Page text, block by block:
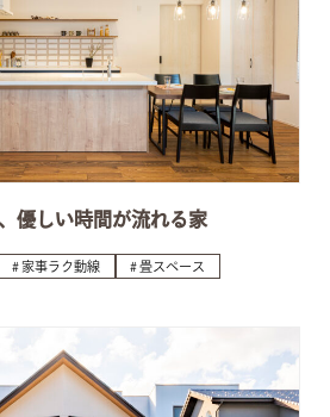
優しい時間が流れる家
家事ラク動線 畳スペース